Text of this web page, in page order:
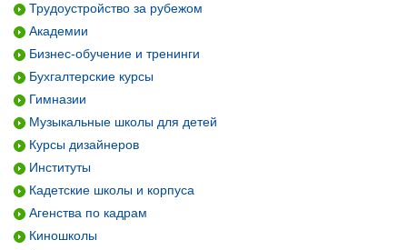
Трудоустройство за рубежом
Академии
Бизнес-обучение и тренинги
Бухгалтерские курсы
Гимназии
Музыкальные школы для детей
Курсы дизайнеров
Институты
Кадетские школы и корпуса
Агенства по кадрам
Киношколы